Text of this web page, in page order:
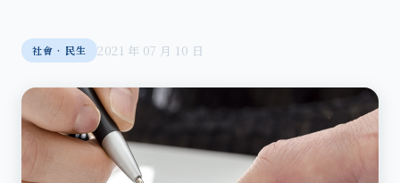
社會‧民生 2021 年 07 月 10 日